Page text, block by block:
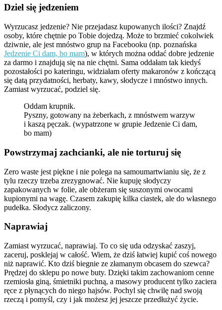
Dziel się jedzeniem
Wyrzucasz jedzenie? Nie przejadasz kupowanych ilości? Znajdź
osoby, które chętnie po Tobie dojedzą. Może to brzmieć cokolwiek
dziwnie, ale jest mnóstwo grup na Facebooku (np. poznańska
Jedzenie Ci dam, bo mam), w których można oddać dobre jedzenie
za darmo i znajdują się na nie chętni. Sama oddałam tak kiedyś
pozostałości po kateringu, widziałam oferty makaronów z kończącą
się datą przydatności, herbaty, kawy, słodycze i mnóstwo innych.
Zamiast wyrzucać, podziel się.
Oddam krupnik.
Pyszny, gotowany na żeberkach, z mnóstwem warzyw
i kaszą pęczak. (wypatrzone w grupie Jedzenie Ci dam,
bo mam)
Powstrzymaj zachcianki, ale nie torturuj się
Zero waste jest piękne i nie polega na samoumartwianiu się, że z
tylu rzeczy trzeba zrezygnować. Nie kupuję słodyczy
zapakowanych w folie, ale obżeram się suszonymi owocami
kupionymi na wagę. Czasem zakupię kilka ciastek, ale do własnego
pudełka. Słodycz zaliczony.
Naprawiaj
Zamiast wyrzucać, naprawiaj. To co się uda odzyskać zaszyj,
zaceruj, posklejaj w całość. Wiem, że dziś łatwiej kupić coś nowego
niż naprawić. Kto dziś biegnie ze złamanym obcasem do szewca?
Prędzej do sklepu po nowe buty. Dzięki takim zachowaniom cenne
rzemiosła giną, śmietniki puchną, a masowy producent tylko zaciera
ręce z płynących do niego hajsów. Pochyl się chwilę nad swoją
rzeczą i pomyśl, czy i jak możesz jej jeszcze przedłużyć życie.